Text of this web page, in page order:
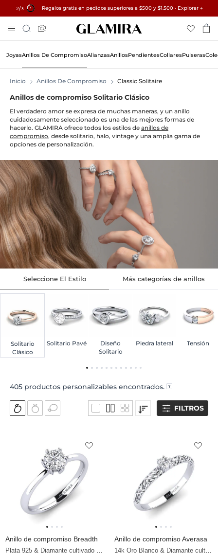
3/3 15% en todos los pedidos →
Regalos gratis en pedidos superiores a $500 y $1.500 · Explorar →
✓ Devoluciones en 60 días ✓ Redimensionamiento gratuito
To
Content
Búsqueda
JoyasAnillos De CompromisoAlianzasAnillosPendientesCollaresPulseras
Inicio Anillos De Compromiso Classic Solitaire
Anillos de compromiso Solitario Clásico
El verdadero amor se expresa de muchas maneras, y un anillo
cuidadosamente seleccionado es una de las mejores formas de
hacerlo. GLAMIRA ofrece todos los estilos de anillos de
compromiso, desde solitario, halo, vintage y una amplia gama de
opciones de personalización.
Seleccione El Estilo
Solitario
Clásico
Solitario Pavé
Diseño
Solitario
Piedra lateral Tensión
Más categorías de anillos
405 productos personalizables encontrados.
FILTROS
Anillo de compromiso Breadth
Plata 925 & Diamante cultivado en laboratorio
Anillo de compromiso Averasa
14k Oro Blanco & Diamante cultivado en laboratorio